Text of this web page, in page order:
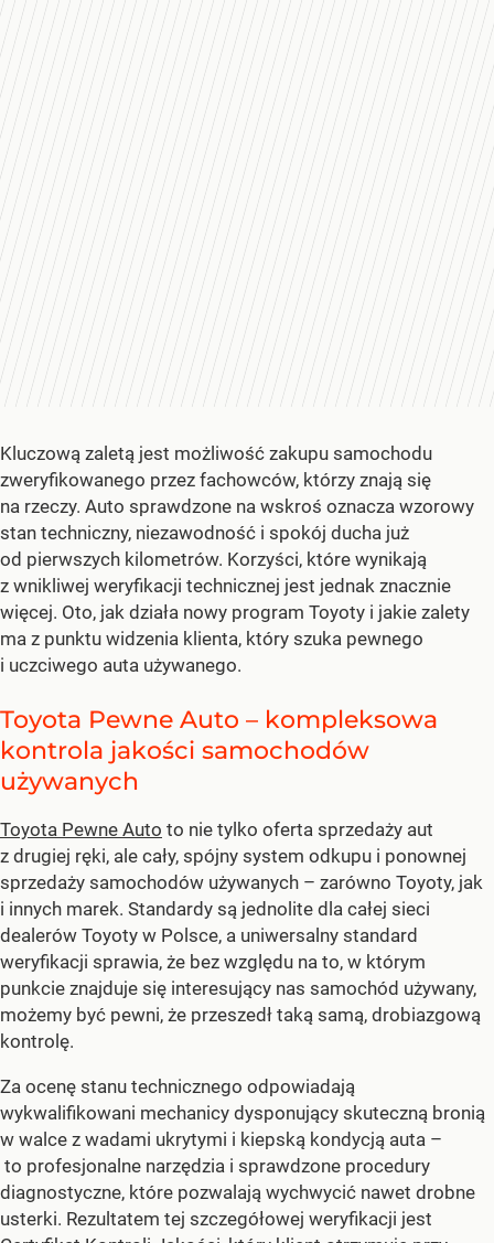
Kluczową zaletą jest możliwość zakupu samochodu
zweryfikowanego przez fachowców, którzy znają się
na rzeczy. Auto sprawdzone na wskroś oznacza wzorowy
stan techniczny, niezawodność i spokój ducha już
od pierwszych kilometrów. Korzyści, które wynikają
z wnikliwej weryfikacji technicznej jest jednak znacznie
więcej. Oto, jak działa nowy program Toyoty i jakie zalety
ma z punktu widzenia klienta, który szuka pewnego
i uczciwego auta używanego.
Toyota Pewne Auto – kompleksowa
kontrola jakości samochodów
używanych
Toyota Pewne Auto to nie tylko oferta sprzedaży aut
z drugiej ręki, ale cały, spójny system odkupu i ponownej
sprzedaży samochodów używanych – zarówno Toyoty, jak
i innych marek. Standardy są jednolite dla całej sieci
dealerów Toyoty w Polsce, a uniwersalny standard
weryfikacji sprawia, że bez względu na to, w którym
punkcie znajduje się interesujący nas samochód używany,
możemy być pewni, że przeszedł taką samą, drobiazgową
kontrolę.
Za ocenę stanu technicznego odpowiadają
wykwalifikowani mechanicy dysponujący skuteczną bronią
w walce z wadami ukrytymi i kiepską kondycją auta –
to profesjonalne narzędzia i sprawdzone procedury
diagnostyczne, które pozwalają wychwycić nawet drobne
usterki. Rezultatem tej szczegółowej weryfikacji jest